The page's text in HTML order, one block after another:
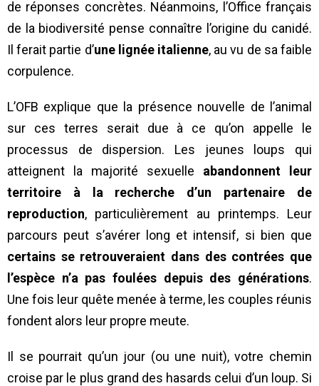
de réponses concrètes. Néanmoins, l’Office français
de la biodiversité pense connaître l’origine du canidé.
Il ferait partie d’une lignée italienne, au vu de sa faible
corpulence.
L’OFB explique que la présence nouvelle de l’animal
sur ces terres serait due à ce qu’on appelle le
processus de dispersion. Les jeunes loups qui
atteignent la majorité sexuelle abandonnent leur
territoire à la recherche d’un partenaire de
reproduction, particulièrement au printemps. Leur
parcours peut s’avérer long et intensif, si bien que
certains se retrouveraient dans des contrées que
l’espèce n’a pas foulées depuis des générations.
Une fois leur quête menée à terme, les couples réunis
fondent alors leur propre meute.
Il se pourrait qu’un jour (ou une nuit), votre chemin
croise par le plus grand des hasards celui d’un loup. Si